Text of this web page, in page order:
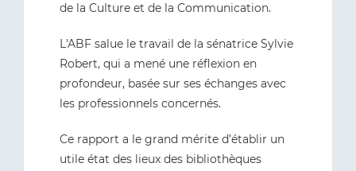
de la Culture et de la Communication.
L'ABF salue le travail de la sénatrice Sylvie
Robert, qui a mené une réflexion en
profondeur, basée sur ses échanges avec
les professionnels concernés.
Ce rapport a le grand mérite d’établir un
utile état des lieux des bibliothèques